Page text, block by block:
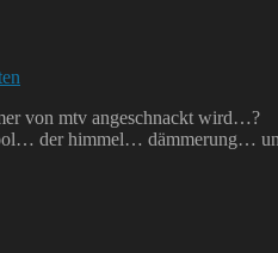
von mtv angeschnackt wird…?
der himmel… dämmerung…